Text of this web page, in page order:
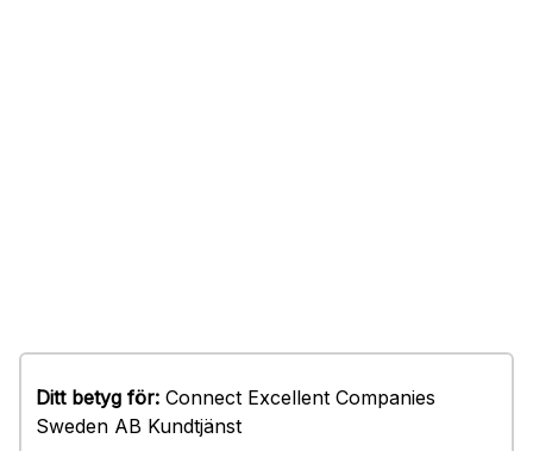
Ditt betyg för: Connect Excellent Companies
Sweden AB Kundtjänst